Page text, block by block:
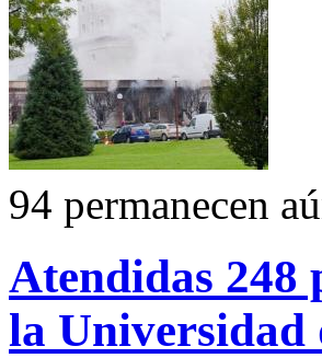
94 permanecen
Atendidas 248
la Universidad